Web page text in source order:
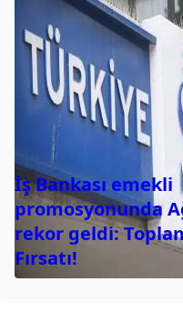
İş Bankası emekli
promosyonunda
rekor geldi:
Fırsatı!